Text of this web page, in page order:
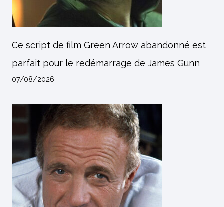
Ce script de film Green Arrow abandonné est
parfait pour le redémarrage de James Gunn
07/08/2026